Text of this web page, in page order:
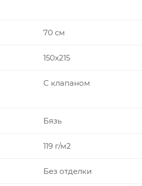
70 см
150x215
С клапаном
Бязь
119 г/м2
Без отделки